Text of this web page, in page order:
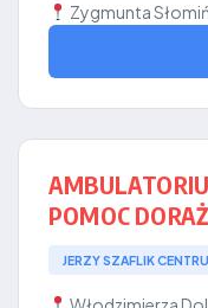
Zygmunta
POMOC
JERZY SZAFLIK